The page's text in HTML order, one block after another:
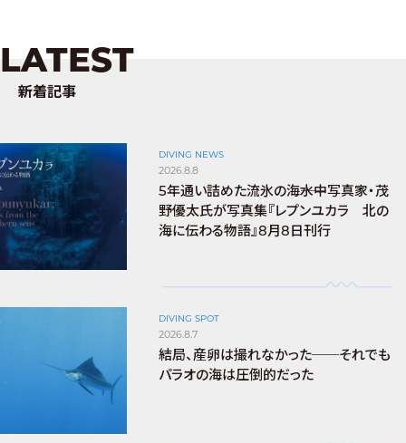
LATEST
新着記事
DIVING NEWS
2026.8.8
5年通い詰めた流氷の海――水中写真家・茂
野優太氏が写真集『レプンユカラ 北の
海に伝わる物語』8月8日刊行
DIVING SPOT
2026.8.7
結局、産卵は撮れなかった──それでも
パラオの海は圧倒的だった